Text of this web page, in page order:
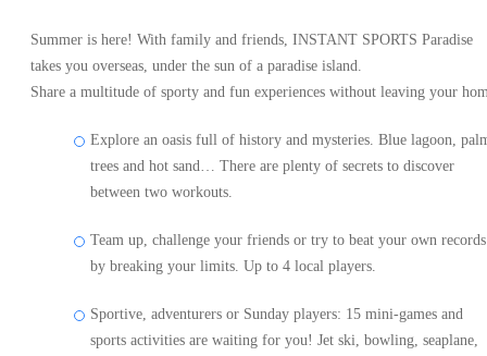
Summer is here! With family and friends, INSTANT SPORTS Paradise
takes you overseas, under the sun of a paradise island.
Share a multitude of sporty and fun experiences without leaving your
Explore an oasis full of history and mysteries. Blue lagoon,
trees and hot sand… There are plenty of secrets to discover
between two workouts.
Team up, challenge your friends or try to beat your own records
by breaking your limits. Up to 4 local players.
Sportive, adventurers or Sunday players: 15 mini-games and
sports activities are waiting for you! Jet ski, bowling, seaplane,